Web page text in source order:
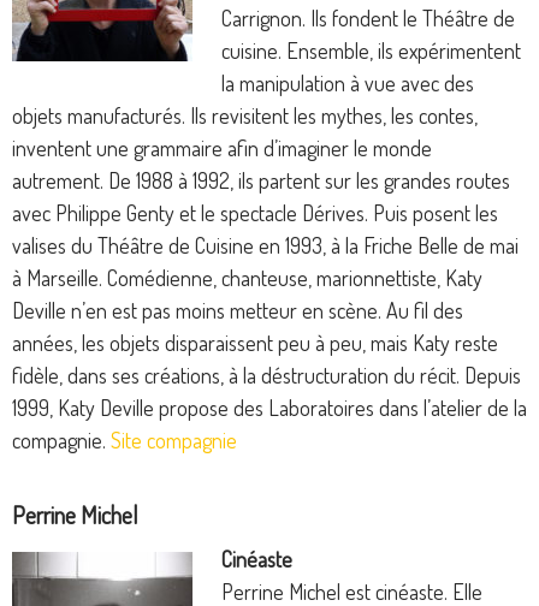
Carrignon. Ils fondent le Théâtre de
cuisine. Ensemble, ils expérimentent
la manipulation à vue avec des
objets manufacturés. Ils revisitent les mythes, les contes,
inventent une grammaire afin d’imaginer le monde
autrement. De 1988 à 1992, ils partent sur les grandes routes
avec Philippe Genty et le spectacle Dérives. Puis posent les
valises du Théâtre de Cuisine en 1993, à la Friche Belle de mai
à Marseille. Comédienne, chanteuse, marionnettiste, Katy
Deville n’en est pas moins metteur en scène. Au fil des
années, les objets disparaissent peu à peu, mais Katy reste
fidèle, dans ses créations, à la déstructuration du récit. Depuis
1999, Katy Deville propose des Laboratoires dans l’atelier de la
compagnie. Site compagnie
Perrine Michel
Cinéaste
Perrine Michel est cinéaste. Elle